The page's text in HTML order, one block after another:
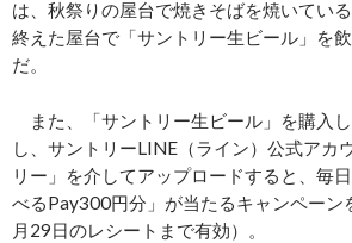
は、秋祭りの屋台で焼きそばを焼いてい
終えた屋台で「サントリー生ビール」を
だ。
また、「サントリー生ビール」を購入
し、サントリーLINE（ライン）公式アカ
リー」を介してアップロードすると、毎
べるPay300円分」が当たるキャンペーン
月29日のレシートまで有効）。